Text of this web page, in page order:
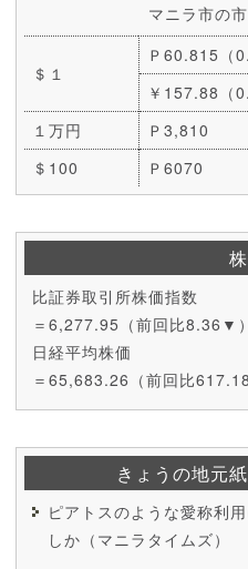
マニラ市の
＄１
Ｐ60.815（
￥157.88（
１万円
Ｐ3,810
＄100
Ｐ6070
比証券取引所株価指数
＝6,277.95（前回比8.36▼）
日経平均株価
＝65,683.26（前回比
きょうの地元
ピアトスのような愛称利
しか（マニラタイムズ）